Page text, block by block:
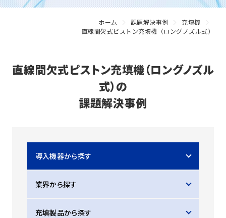
技術情報・技術コラム
ご相談・お問合せ
会社情報
新着情報
ホーム 課題解決事例
充填機
直線間欠式ピストン充填機（ロングノズル式）
直線間欠式ピストン充填機（ロングノズル
式）の
課題解決事例
導入機器から探す
業界から探す
充填製品から探す